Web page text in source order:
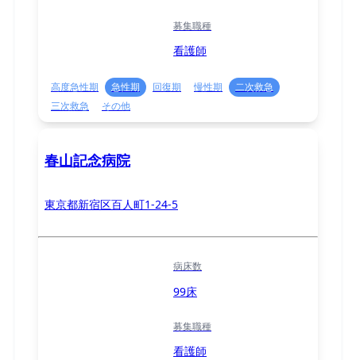
募集職種
看護師
高度急性期 急性期 回復期 慢性期
二次救急
三次救急
その他
春山記念病院
東京都新宿区百人町1-24-5
病床数
99床
募集職種
看護師